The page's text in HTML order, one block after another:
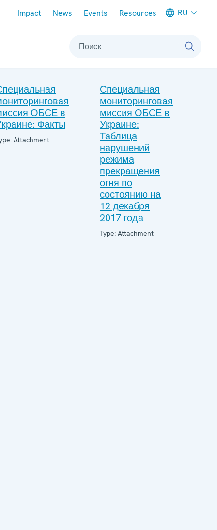
Impact News Events Resources RU
Поиск
ОБСЕ в
Факты
Attachment
Специальная
мониторинговая
миссия ОБСЕ в
Украине:
Таблица
нарушений
режима
прекращения
огня по
состоянию на
12 декабря
2017 года
Type: Attachment